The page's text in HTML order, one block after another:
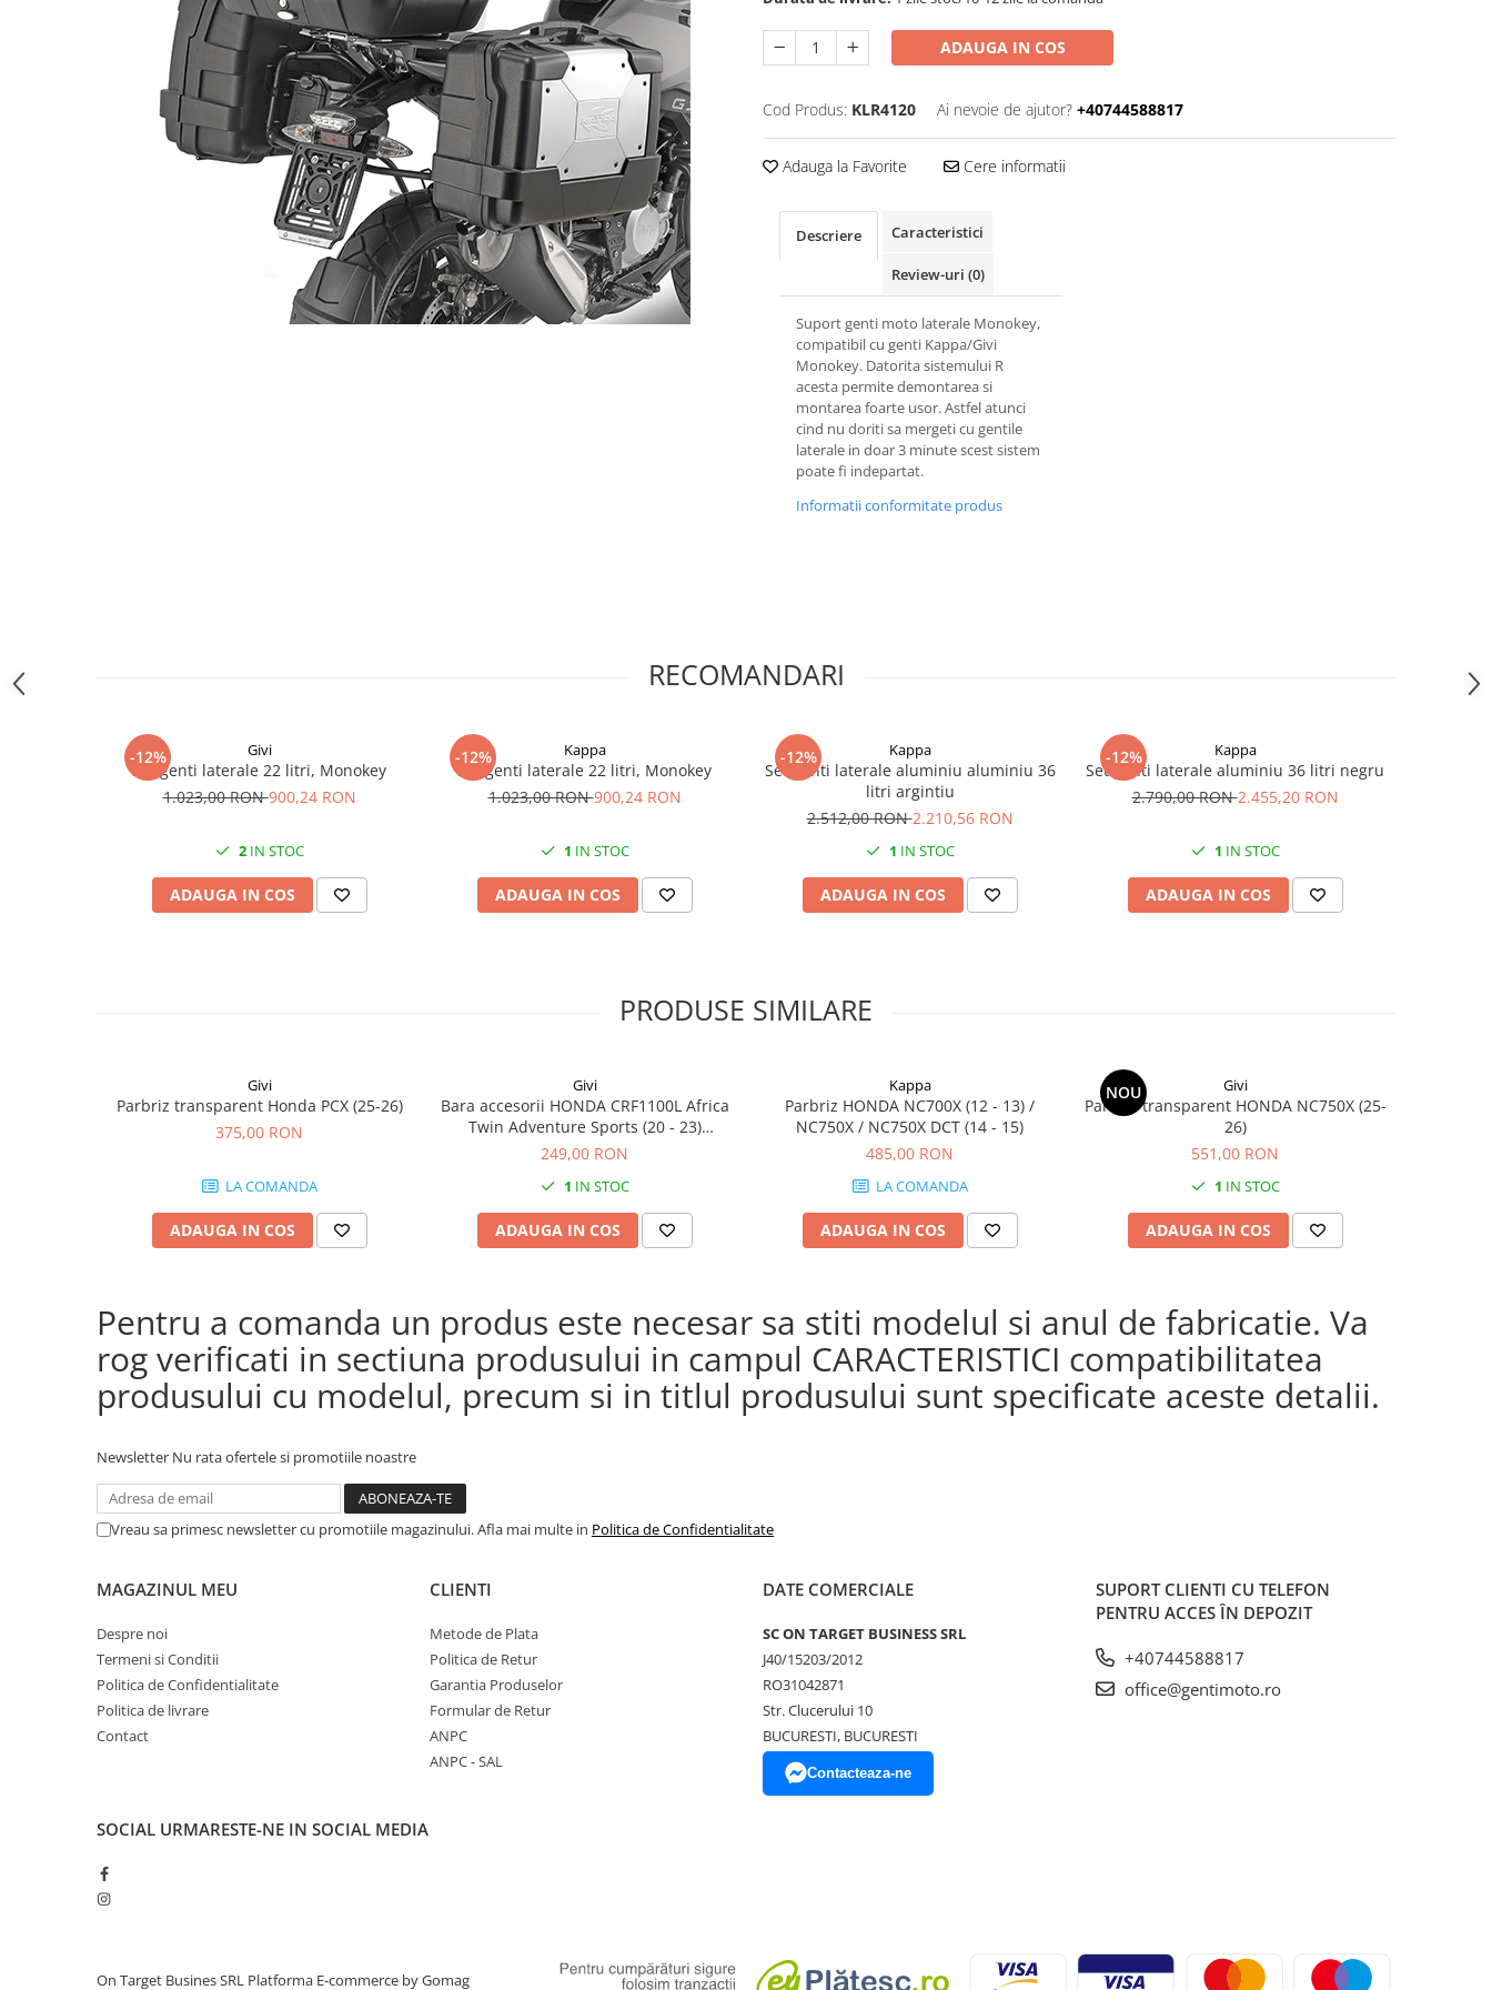
ADAUGA IN COS
Cod Produs: KLR4120 Ai nevoie de ajutor? +40744588817
Adauga la Favorite Cere informatii
Descriere Caracteristici
Review-uri (0)
Suport genti moto laterale Monokey,
compatibil cu genti Kappa/Givi
Monokey. Datorita sistemului R
acesta permite demontarea si
montarea foarte usor. Astfel atunci
cind nu doriti sa mergeti cu gentile
laterale in doar 3 minute scest sistem
poate fi indepartat.
Informatii conformitate produs
RECOMANDARI
-12% Givi
Set genti laterale 22 litri, Monokey
1.023,00 RON900,24 RON
2IN STOC
ADAUGA IN COS
-12% Kappa
Set genti laterale 22 litri, Monokey
1.023,00 RON900,24 RON
1 IN STOC
ADAUGA IN COS
-12% Kappa
Set genti laterale aluminiu aluminiu 36
litri argintiu
2.512,00 RON2.210,56 RON
1 IN STOC
ADAUGA IN COS
-12% Kappa
Set genti laterale aluminiu 36 litri negru
2.790,00 RON2.455,20 RON
1 IN STOC
ADAUGA IN COS
PRODUSE SIMILARE
Givi
Parbriz transparent Honda PCX (25-26)
375,00 RON
LA COMANDA
ADAUGA IN COS
Givi
Bara accesorii HONDA CRF1100L Africa
Twin Adventure Sports (20 - 23)
CRF1100L Africa Twin Adventure Sports
CRF1100L Africa Twin (20 - 23)
249,00 RON
1 IN STOC
ADAUGA IN COS
Kappa
Parbriz HONDA NC700X (12 - 13) /
NC750X / NC750X DCT (14 - 15)
485,00 RON
LA COMANDA
ADAUGA IN COS
NOU Givi
Parbriz transparent HONDA NC750X (25-
26)
551,00 RON
1 IN STOC
ADAUGA IN COS
Pentru a comanda un produs este necesar sa stiti modelul si anul de fabricatie. Va
rog verificati in sectiuna produsului in campul CARACTERISTICI compatibilitatea
produsului cu modelul, precum si in titlul produsului sunt specificate aceste detalii.
Newsletter Nu rata ofertele si promotiile noastre
Vreau sa primesc newsletter cu promotiile magazinului. Afla mai multe in Politica de Confidentialitate
MAGAZINUL MEU
Despre noi
Termeni si Conditii
Politica de Confidentialitate
Politica de livrare
Contact
CLIENTI
Metode de Plata
Politica de Retur
Garantia Produselor
Formular de Retur
ANPC
ANPC - SAL
DATE COMERCIALE
SC ON TARGET BUSINESS SRL
J40/15203/2012
RO31042871
Str. Clucerului 10
BUCURESTI, BUCURESTI
Contacteaza-ne
SUPORT CLIENTI CU TELEFON
PENTRU ACCES ÎN DEPOZIT
+40744588817
office@gentimoto.ro
SOCIAL URMARESTE-NE IN SOCIAL MEDIA
On Target Busines SRL Platforma E-commerce by Gomag